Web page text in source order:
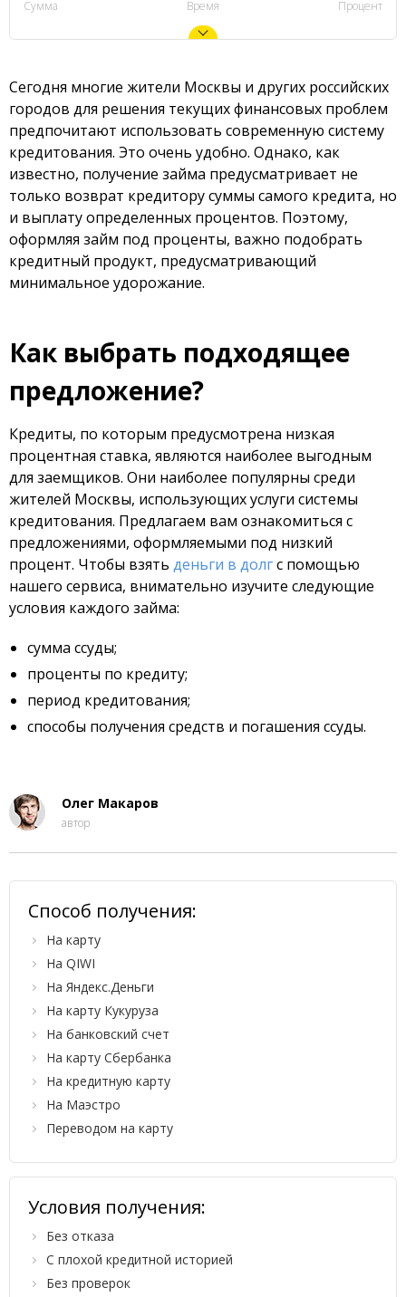
Сумма Время Процент
Сегодня многие жители Москвы и других российских
городов для решения текущих финансовых проблем
предпочитают использовать современную систему
кредитования. Это очень удобно. Однако, как
известно, получение займа предусматривает не
только возврат кредитору суммы самого кредита, но
и выплату определенных процентов. Поэтому,
оформляя займ под проценты, важно подобрать
кредитный продукт, предусматривающий
минимальное удорожание.
Как выбрать подходящее
предложение?
Кредиты, по которым предусмотрена низкая
процентная ставка, являются наиболее выгодным
для заемщиков. Они наиболее популярны среди
жителей Москвы, использующих услуги системы
кредитования. Предлагаем вам ознакомиться с
предложениями, оформляемыми под низкий
процент. Чтобы взять деньги в долгс помощью
нашего сервиса, внимательно изучите следующие
условия каждого займа:
сумма ссуды;
проценты по кредиту;
период кредитования;
способы получения средств и погашения ссуды.
Олег Макаров
автор
Способ получения:
На карту
На QIWI
На Яндекс.Деньги
На карту Кукуруза
На банковский счет
На карту Сбербанка
На кредитную карту
На Маэстро
Переводом на карту
Условия получения:
Без отказа
С плохой кредитной историей
Без проверок